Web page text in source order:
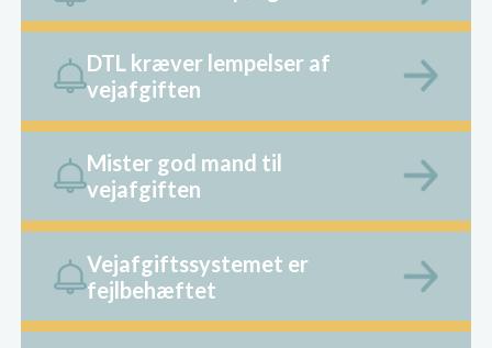
DTL kræver lempelser af
vejafgiften
Mister god mand til
vejafgiften
Vejafgiftssystemet er
fejlbehæftet